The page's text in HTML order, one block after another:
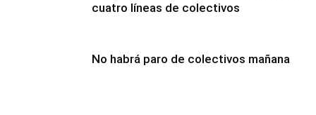
cuatro líneas de colectivos
No habrá paro de colectivos mañana